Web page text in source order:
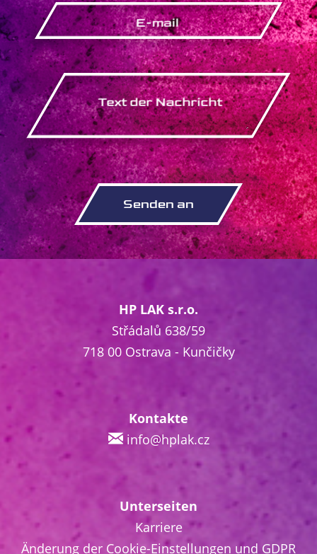
HP LAK s.r.o.
Střádalů 638/59
718 00 Ostrava - Kunčičky
Kontakte
info@hplak.cz
Unterseiten
Karriere
Änderung der Cookie-Einstellungen und GDPR